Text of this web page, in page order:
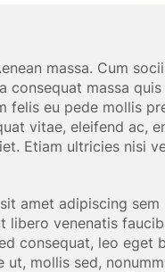
massa. Cum
massa
eu pede mollis
vitae, eleifend ac,
Etiam ultricies nisi
amet adipiscing
venenatis
consequat, leo eget
mollis sed,